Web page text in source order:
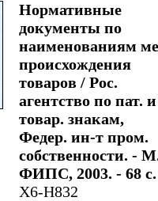
Нормативные
документы по
наименованиям
происхождения
товаров / Рос.
агентство по пат. и
товар. знакам,
Федер. ин-т пром.
собственности. -
ФИПС, 2003. - 68 с.
Х6-Н832